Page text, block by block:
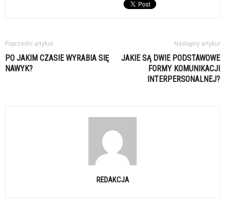
Poprzedni artykuł
PO JAKIM CZASIE WYRABIA SIĘ
NAWYK?
Następny artykuł
JAKIE SĄ DWIE PODSTAWOWE
FORMY KOMUNIKACJI
INTERPERSONALNEJ?
REDAKCJA